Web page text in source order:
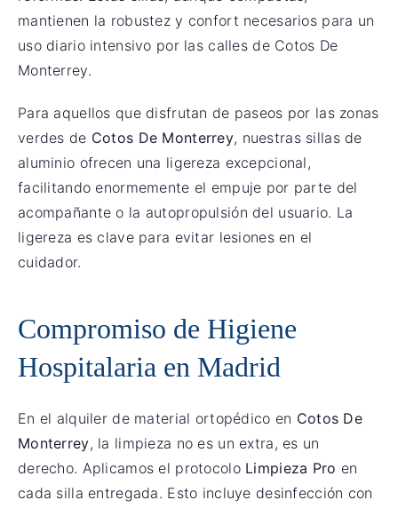
mantienen la robustez y confort necesarios para un
uso diario intensivo por las calles de Cotos De
Monterrey.
Para aquellos que disfrutan de paseos por las zonas
verdes de Cotos De Monterrey, nuestras sillas de
aluminio ofrecen una ligereza excepcional,
facilitando enormemente el empuje por parte del
acompañante o la autopropulsión del usuario. La
ligereza es clave para evitar lesiones en el
cuidador.
Compromiso de Higiene
Hospitalaria en Madrid
En el alquiler de material ortopédico en Cotos De
Monterrey, la limpieza no es un extra, es un
derecho. Aplicamos el protocolo Limpieza Pro en
cada silla entregada. Esto incluye desinfección con